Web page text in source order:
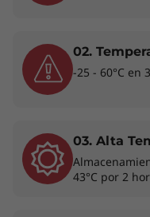
02.
-25 - 60°C en
03. Alta
43°C por 2